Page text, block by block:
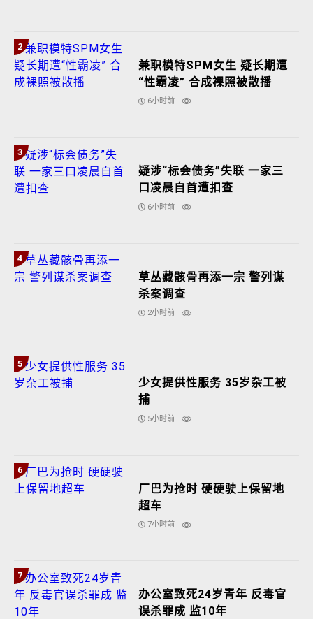
2
兼职模特SPM女生 疑长期遭
“性霸凌” 合成裸照被散播
6小时前
3
疑涉“标会债务”失联 一家三
口凌晨自首遭扣查
6小时前
4
草丛藏骸骨再添一宗 警列谋
杀案调查
2小时前
5
少女提供性服务 35岁杂工被
捕
5小时前
6
厂巴为抢时 硬硬驶上保留地
超车
7小时前
7
办公室致死24岁青年 反毒官
误杀罪成 监10年